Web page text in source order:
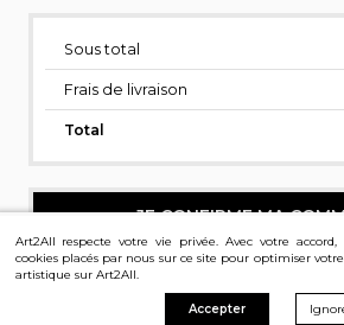
Sous total
Frais de livraison
Total
JE CONFIRME MA
Art2All respecte votre vie privée. Avec votre
cookies placés par nous sur ce site pour optimiser
artistique sur Art2All.
Accepter